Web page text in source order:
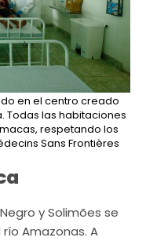
en el centro creado
Todas las habitaciones
respetando los
Sans Frontières
y Solimões se
Amazonas. A